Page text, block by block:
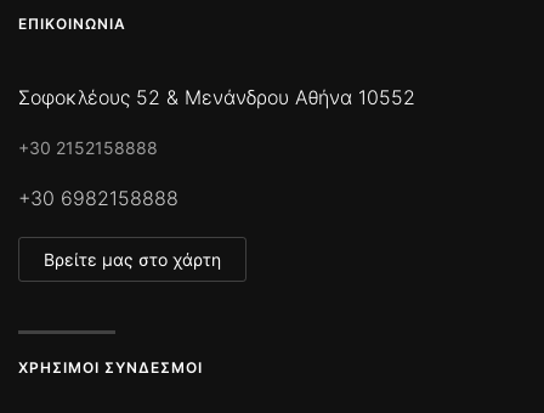
ΕΠΙΚΟΙΝΩΝΊΑ
Σοφοκλέους 52 & Μενάνδρου Αθήνα 10552
+30 2152158888
+30 6982158888
Βρείτε μας στο χάρτη
ΧΡΉΣΙΜΟΙ ΣΎΝΔΕΣΜΟΙ